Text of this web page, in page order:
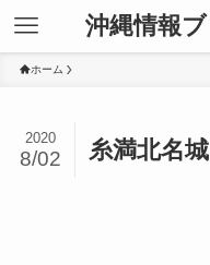
沖縄情報
ホーム
糸満北名
2020
8/02